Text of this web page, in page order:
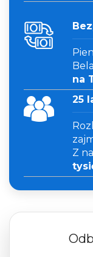
na
25
Z